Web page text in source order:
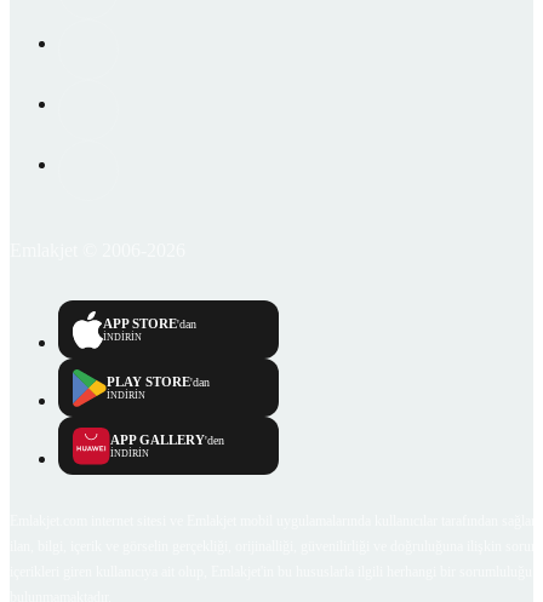
APP STORE'dan
İNDİRİN
PLAY STORE'dan
İNDİRİN
APP GALLERY'den
İNDİRİN